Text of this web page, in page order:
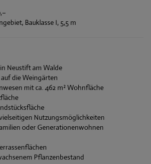
Bauklasse I, 5,5 m
Neustift am Walde
die Weingärten
mit ca. 462 m² Wohnfläche
Nutzungsmöglichkeiten
oder Generationenwohnen
Pflanzenbestand